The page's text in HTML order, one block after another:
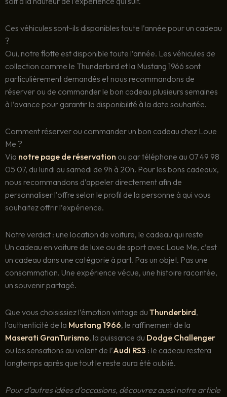
Ces véhicules sont-ils disponibles toute l’année pour un cadeau
?
Oui, notre flotte est disponible toute l’année. Les véhicules de
collection comme le Thunderbird et la Mustang 1966 sont
particulièrement demandés et nous recommandons de
réserver ou de commander le bon cadeau plusieurs semaines
à l’avance pour garantir la disponibilité à la date souhaitée.
Comment réserver ou commander un bon cadeau chez Loue
Me ?
Via notre page de réservation ou par téléphone au 07 49 98
05 07, du lundi au samedi de 9h à 20h. Pour les bons cadeaux,
nous recommandons d’appeler directement afin de
personnaliser l’offre selon le profil de la personne à qui vous
souhaitez offrir l’expérience.
Notre verdict : une location de voiture, le cadeau qui reste
Un cadeau en voiture de luxe ou de sport avec Loue Me, c’est
un cadeau dans une catégorie à part. Pas un objet. Pas une
consommation. Une expérience vécue, une histoire racontée,
un souvenir partagé.
Que vous choisissiez l’émotion vintage du Thunderbird,
l’authenticité de la Mustang 1966, le raffinement de la
Maserati GranTurismo, la puissance du Dodge Challenger
ou les sensations au volant de l’Audi RS3 : le cadeau restera
longtemps après que tout le reste aura été oublié.
Pour d’autres idées d’occasions, découvrez aussi notre article